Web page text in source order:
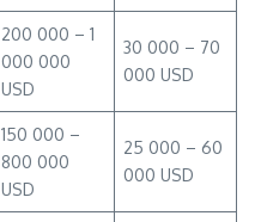
200 000 – 1
000 000
USD
30 000 – 70
000 USD
150 000 –
800 000
USD
25 000 – 60
000 USD